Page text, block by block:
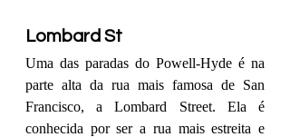
Lombard St
Uma das paradas do Powell-Hyde é na
parte alta da rua mais famosa de San
Francisco, a Lombard Street. Ela é
conhecida por ser a rua mais estreita e